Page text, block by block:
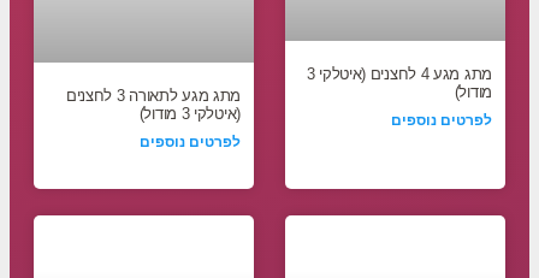
מתג מגע 4 לחצנים (איטלקי 3
מודול)
לפרטים נוספים
מתג מגע לתאורה 3 לחצנים
(איטלקי 3 מודול)
לפרטים נוספים